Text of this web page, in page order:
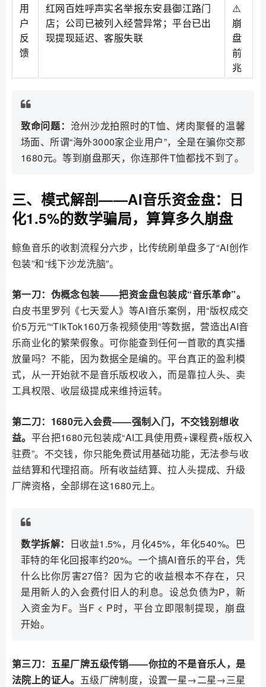
用
户
反
馈
红网百姓呼声实名举报东安县御江路门
店；公司已被列入经营异常；平台已出
现提现延迟、客服失联
⚠️
崩
盘
前
兆
致命问题： 沧州沙龙拍照时的T恤、烤肉聚餐的温馨
场面、所谓“海外3000家企业用户”，全是在骗你交那
1680元。等到崩盘那天，你连那件T恤都找不到了。
三、模式解剖——AI音乐资金盘：日
化1.5%的数学骗局，算算多久崩盘
鲸鱼音乐的收割流程分六步，比传统刷单盘多了“AI创作
包装”和“线下沙龙洗脑”。
第一刀：伪概念包装——把资金盘包装成“音乐革命”。
白皮书里罗列《七天爱人》等AI音乐案例，用“版权成交
价5万元”“TikTok160万条视频使用”等数据，营造出AI音
乐商业化的繁荣假象。可你能查到任何一首歌的真实播
放量吗？不能，因为数据全是编的。平台真正的盈利模
式，从一开始就不是音乐版权收入，而是靠拉人头、卖
工具权限、收层级提成来维持运转。
第二刀：1680元入会费——强制入门，不交钱别想收
益。 平台把1680元包装成“AI工具使用费+课程费+版权入
驻费”。不交钱，你只能免费试用基础功能，无法参与收
益结算和代理招商。所有收益结算、拉人头提成、升级
厂牌资格，全部绑在这1680元上。
数学拆解： 日收益1.5%，月化45%，年化540%。巴
菲特的年化回报率约20%。一个搞AI音乐的平台，凭
什么比你厉害27倍？因为它的收益根本不存在，只
是用新人的入会费付旧人的利息。设总负债为P，新
入资金为F。当F < P时，平台立即限制提现，崩盘
开始。
第三刀：五星厂牌五级传销——你拉的不是音乐人，是
法院上的证人。 五级厂牌制度，设置一星→二星→三星